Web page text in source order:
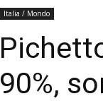
Italia / Mondo
90%,